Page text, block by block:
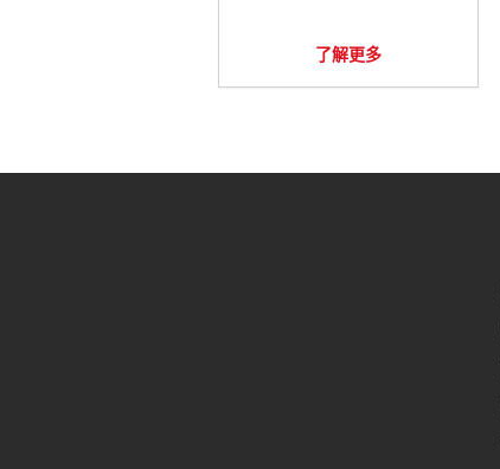
了解更多